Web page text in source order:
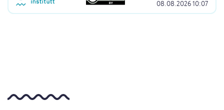
08.08.2026 10:07